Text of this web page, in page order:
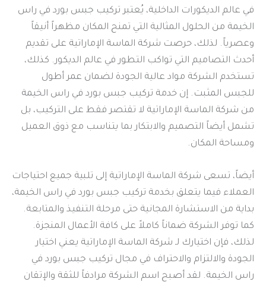
في عالم الديكورات الداخلية، يُعتبر تركيب جبس بورد في راس
الخيمة من الحلول المثالية التي تمنح المكان مظهراً أنيقاً
وعصرياً. لذلك، حرصت شركة الماسة الإماراتية على تقديم
أحدث التصاميم التي تواكب التطور في عالم الديكور. كذلك،
تستخدم الشركة مواد عالية الجودة لضمان عمر أطول
للجبس المثبت. إن خدمة تركيب جبس بورد في راس الخيمة
من شركة الماسة الإماراتية لا تقتصر فقط على التركيب، بل
تشمل أيضاً التصميم والابتكار بما يتناسب مع ذوق العميل
ومساحة المكان.
أيضاً، تسعى شركة الماسة الإماراتية إلى تلبية جميع احتياجات
العملاء فيما يتعلق بخدمة تركيب جبس بورد في راس الخيمة،
بداية من الاستشارة المجانية حتى مرحلة التنفيذ والمتابعة.
كما توفر الشركة ضماناً كاملاً على كافة الأعمال المنجزة.
لذلك، فإن اختيارك لـ شركة الماسة الإماراتية يعني اختيار
الجودة والالتزام والاحتراف في مجال تركيب جبس بورد في
راس الخيمة. لقد أصبح اسم الشركة مرادفاً للثقة والإتقان